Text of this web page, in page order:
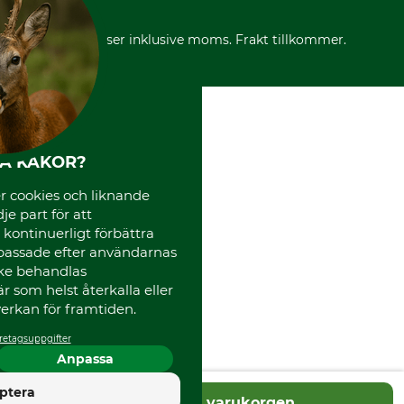
Reklamationer
Frakter
Varumärken
Mässor
Instagram TOS
Media
Code of Conduct
*Alla priser inklusive moms. Frakt tillkommer.
KAKOR?
cookies och liknande
part för att
kontinuerligt förbättra
efter användarnas
behandlas
som helst återkalla eller
för framtiden.
Anpassa